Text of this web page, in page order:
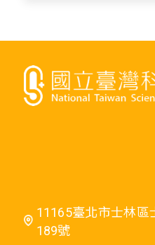
11165臺北市士林區
189號